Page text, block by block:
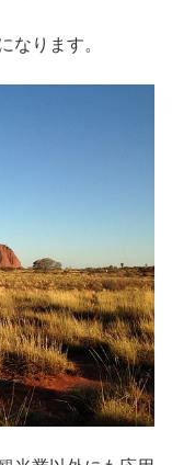
なります。